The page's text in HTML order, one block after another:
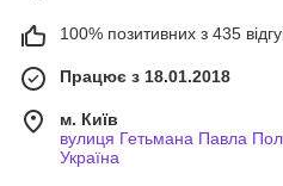
100% позитивних з 435
Працює з 18.01.2018
м. Київ
вулиця Гетьмана Павла
Україна